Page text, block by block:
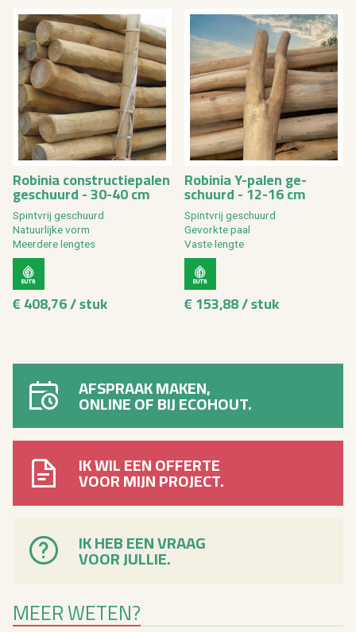
Ro­bi­nia con­struc­tie­pa­len
ge­schuurd - 30-40 cm
Spint­vrij ge­schuurd
Na­tuur­lij­ke vorm
Meer­de­re leng­tes
€ 408,76 / stuk
Ro­bi­nia Y-palen ge­
schuurd - 12-16 cm
Spint­vrij ge­schuurd
Ge­vork­te paal
Vaste leng­te
€ 153,88 / stuk
AFSPRAAK MAKEN,
ONLINE OF BIJ ECOHOUT.
IK WIL EEN OFFERTE
VOOR MIJN PROJECT.
IK HEB EEN VRAAG
VOOR JULLIE.
MEER WETEN?